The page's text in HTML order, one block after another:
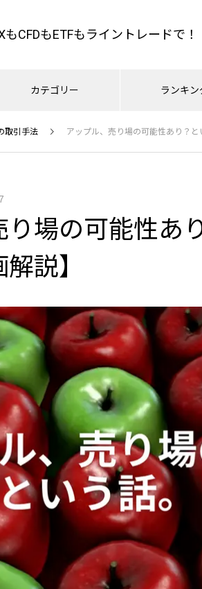
もCFDもETFもライントレードで！
カテゴリー ランキン
FXのやり方 CFDの
ク利食いの訳
割れでピンチ？客
ましょう
月ボラティリティ
円)
ンデックスチャート
売ら
場
投資の基礎はタダで学べメー
ム」が完成しまし
資信託と老後
ダック・NYダウ・S&P500 日経平均
ク、とドル円マジ
燃料を燃やし尽くし
？
だけ持ち合い？なん
は高値圏持ち合いだ
値は未達。
取引手法 アップル、売り場の可能性あり？と
り場の可能性あ
説】